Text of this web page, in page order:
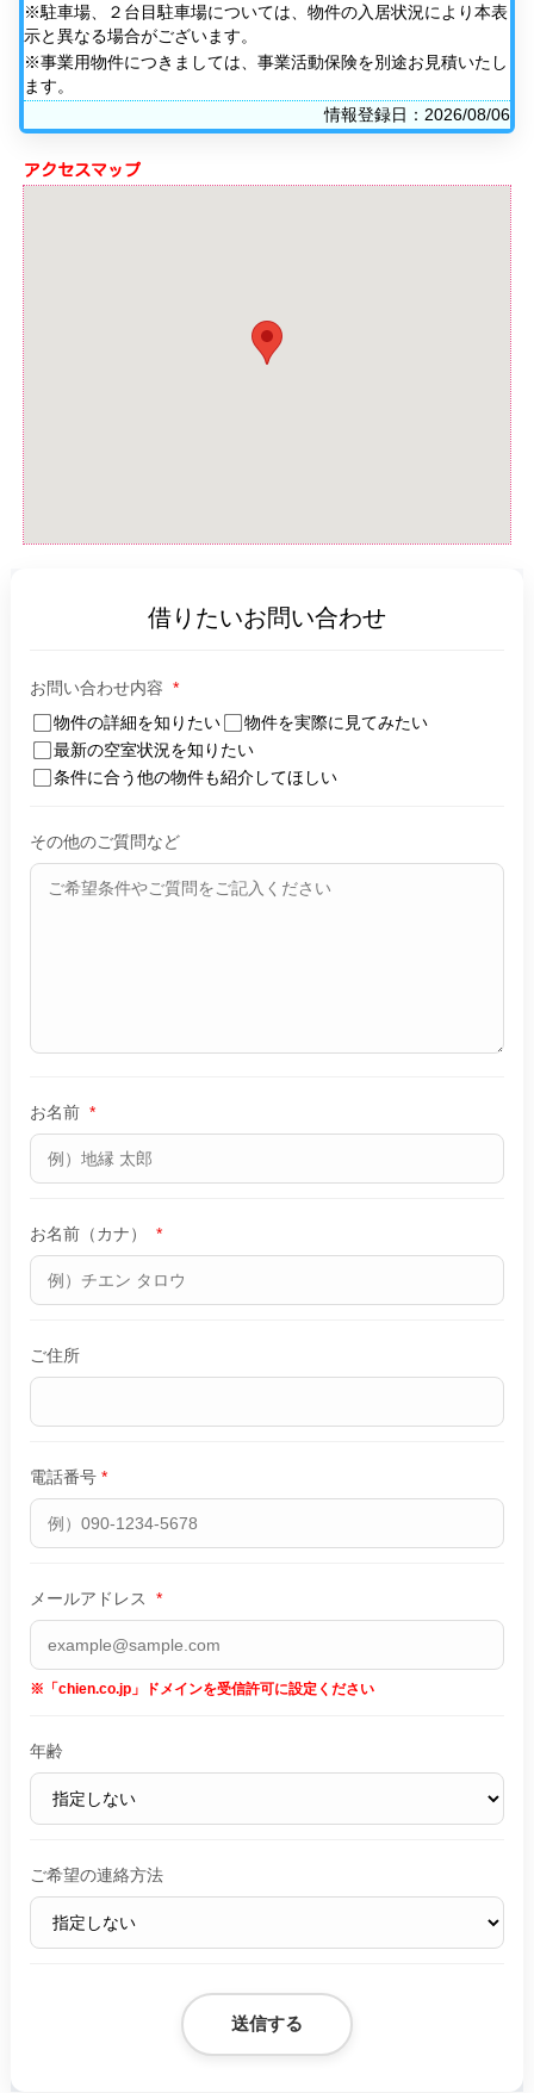
※駐車場、２台目駐車場については、物件の入居状況により本表
示と異なる場合がございます。
※事業用物件につきましては、事業活動保険を別途お見積いたし
ます。
情報登録日：2026/08/06
アクセスマップ
借りたいお問い合わせ
お問い合わせ内容 *
物件の詳細を知りたい
物件を実際に見てみたい
最新の空室状況を知りたい
条件に合う他の物件も紹介してほしい
その他のご質問など
お名前 *
お名前（カナ） *
ご住所
電話番号 *
メールアドレス *
※「chien.co.jp」ドメインを受信許可に設定ください
年齢
ご希望の連絡方法